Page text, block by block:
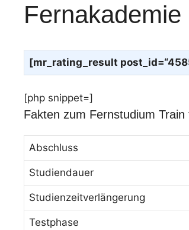
[mr_rating_result
[php snippet=]
Fakten zum Fernstudium
Abschluss
Studiendauer
Studienzeitverlängerung
Testphase